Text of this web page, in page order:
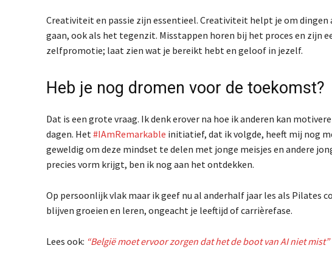
Creativiteit en passie zijn essentieel. Creativiteit helpt je om dingen
gaan, ook als het tegenzit. Misstappen horen bij het proces en zijn
zelfpromotie; laat zien wat je bereikt hebt en geloof in jezelf.
Heb je nog dromen voor de toekomst?
Dat is een grote vraag. Ik denk erover na hoe ik anderen kan
dagen. Het#IAmRemarkable initiatief, dat ik volgde, heeft mij nog
geweldig om deze mindset te delen met jonge meisjes en andere
precies vorm krijgt, ben ik nog aan het ontdekken.
Op persoonlijk vlak maar ik geef nu al anderhalf jaar les als Pilates
blijven groeien en leren, ongeacht je leeftijd of carrièrefase.
Lees ook: “België moet ervoor zorgen dat het de boot van AI niet mist”